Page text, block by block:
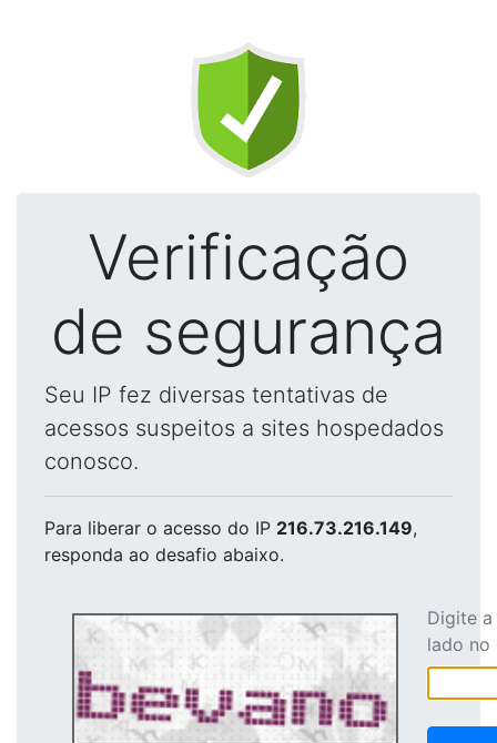
Verificação
de segurança
Seu IP fez diversas tentativas de
acessos suspeitos a sites hospedados
conosco.
Para liberar o acesso do IP 216.73.216.149,
responda ao desafio abaixo.
Digite
lado no